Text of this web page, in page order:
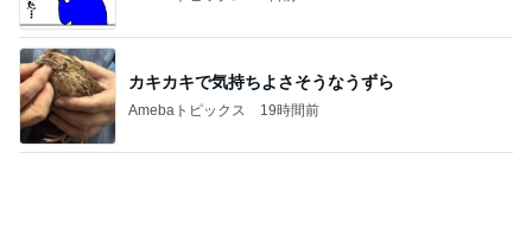
カキカキで気持ちよさそうなうずら
Amebaトピックス 19時間前